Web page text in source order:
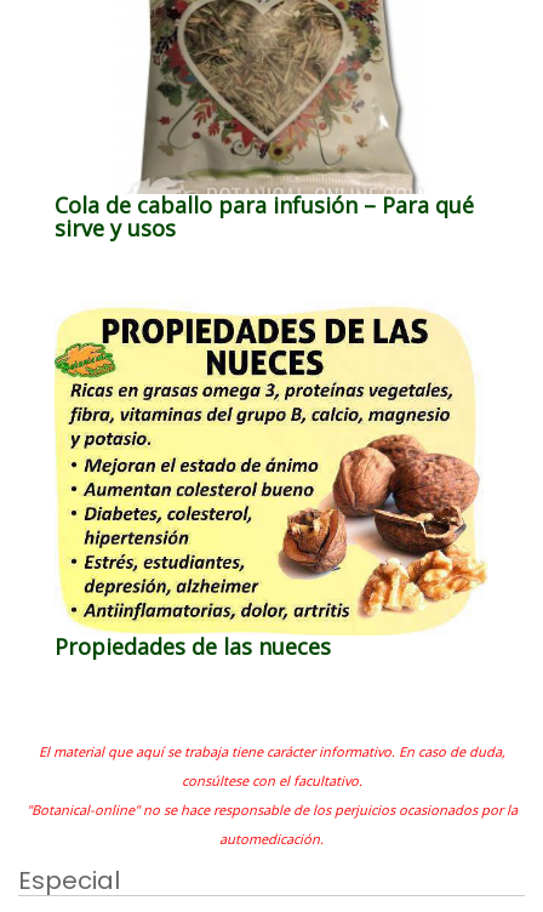
Cola de caballo para infusión – Para qué
sirve y usos
Propiedades de las nueces
El material que aquí se trabaja tiene carácter informativo. En caso de duda,
consúltese con el facultativo.
"Botanical-online" no se hace responsable de los perjuicios ocasionados por la
automedicación.
Especial